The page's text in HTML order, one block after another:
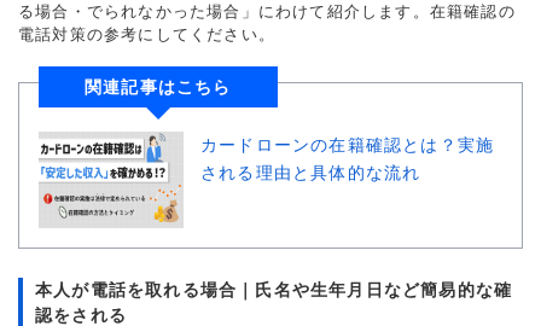
る場合・でられなかった場合」にわけて紹介します。在籍確認の
電話対策の参考にしてください。
関連記事はこちら
カードローンの在籍確認とは？実施
される理由と具体的な流れ
本人が電話を取れる場合｜氏名や生年月日など簡易的な確
認をされる